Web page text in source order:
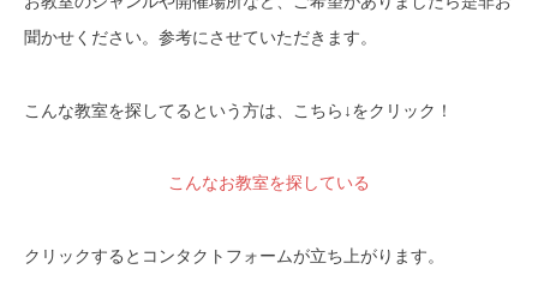
聞かせください。参考にさせていただきます。
こんな教室を探してるという方は、こちら↓をクリック！
こんなお教室を探している
クリックするとコンタクトフォームが立ち上がります。